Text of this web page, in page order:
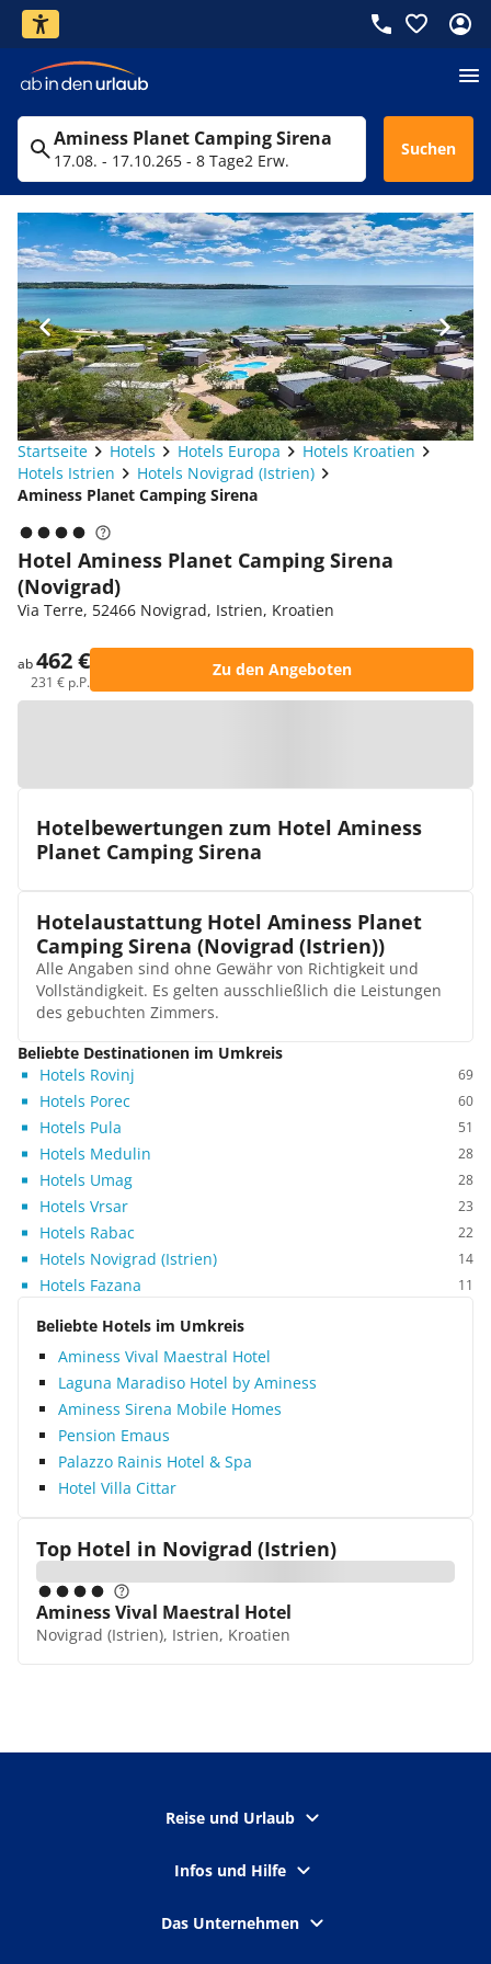
Aminess Planet Camping Sirena
17.08. - 17.10.265 - 8 Tage2 Erw.
Suchen
Startseite Hotels Hotels Europa
Hotels Kroatien
Hotels Istrien
Hotels Novigrad (Istrien)
Aminess Planet Camping Sirena
Hotel Aminess Planet Camping Sirena
(Novigrad)
Via Terre, 52466 Novigrad, Istrien, Kroatien
ab462 €
231 € p.P.
Zu den Angeboten
Hotelbewertungen zum Hotel Aminess
Planet Camping Sirena
Hotelaustattung Hotel Aminess Planet
Camping Sirena (Novigrad (Istrien))
Alle Angaben sind ohne Gewähr von Richtigkeit und
Vollständigkeit. Es gelten ausschließlich die Leistungen
des gebuchten Zimmers.
Beliebte Destinationen im Umkreis
Hotels Rovinj
69
Hotels Porec 60
Hotels Pula 51
Hotels Medulin 28
Hotels Umag 28
Hotels Vrsar 23
Hotels Rabac 22
Hotels Novigrad (Istrien) 14
Hotels Fazana 11
Beliebte Hotels im Umkreis
Aminess Vival Maestral Hotel
Laguna Maradiso Hotel by Aminess
Aminess Sirena Mobile Homes
Pension Emaus
Palazzo Rainis Hotel & Spa
Hotel Villa Cittar
Top Hotel in Novigrad (Istrien)
Aminess Vival Maestral Hotel
Novigrad (Istrien), Istrien, Kroatien
Reise und Urlaub
Infos und Hilfe
Das Unternehmen